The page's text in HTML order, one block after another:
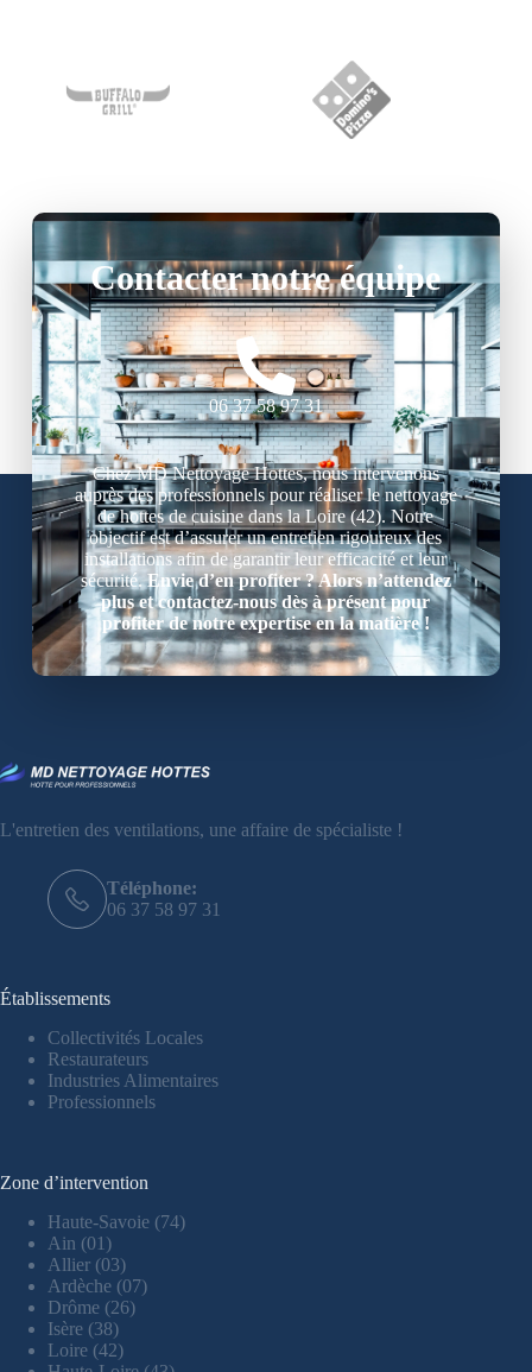
Contacter notre équipe
06 37 58 97 31
Chez MD Nettoyage Hottes, nous intervenons
auprès des professionnels pour réaliser le nettoyage
de hottes de cuisine dans la Loire (42). Notre
objectif est d’assurer un entretien rigoureux des
installations afin de garantir leur efficacité et leur
sécurité.Envie d’en profiter ? Alors n’attendez
plus et contactez-nous dès à présent pour
profiter de notre expertise en la matière !
L'entretien des ventilations, une affaire de spécialiste !
Téléphone:
06 37 58 97 31
Établissements
Collectivités Locales
Restaurateurs
Industries Alimentaires
Professionnels
Zone d’intervention
Haute-Savoie (74)
Ain (01)
Allier (03)
Ardèche (07)
Drôme (26)
Isère (38)
Loire (42)